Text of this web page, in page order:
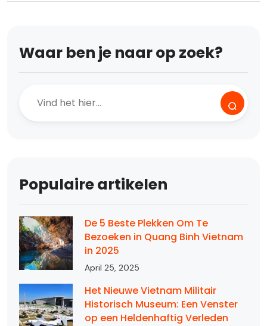
Waar ben je naar op zoek?
Populaire artikelen
De 5 Beste Plekken Om Te
Bezoeken in Quang Binh Vietnam
in 2025
April 25, 2025
Het Nieuwe Vietnam Militair
Historisch Museum: Een Venster
op een Heldenhaftig Verleden